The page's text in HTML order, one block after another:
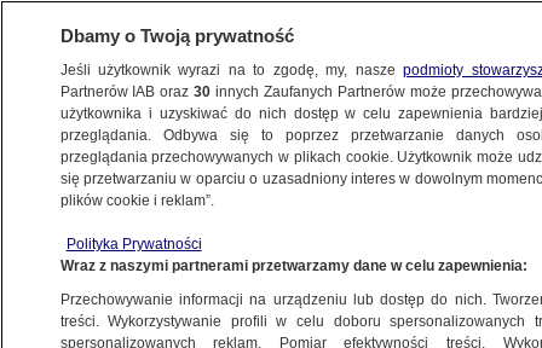
USA
"Problem zdrowotny" pilota, stery
w rękach pasażera
ŚWIAT
Dbamy o Twoją prywatność
Jeśli użytkownik wyrazi na to zgodę, my, naszepodmioty
Partnerów IAB oraz30 innych Zaufanych Partnerów może
użytkownika i uzyskiwać do nich dostęp w celu zapewnienia
przeglądania. Odbywa się to poprzez przetwarzanie danych
przeglądania przechowywanych w plikach cookie. Użytkownik może
się przetwarzaniu w oparciu o uzasadniony interes w dowolnym
plików cookie i reklam”.
Polityka Prywatności
Wraz z naszymi partnerami przetwarzamy dane w celu zapewnienia:
Przechowywanie informacji na urządzeniu lub dostęp do nich.
treści. Wykorzystywanie profili w celu doboru spersonalizowanych
spersonalizowanych reklam. Pomiar efektywności treści.